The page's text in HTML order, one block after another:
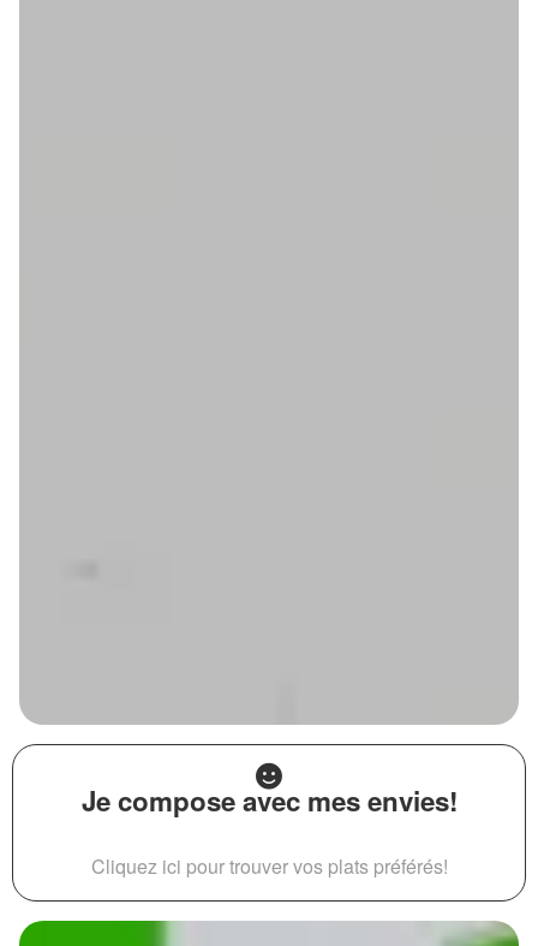
Je compose avec mes envies!
Cliquez ici pour trouver vos plats préférés!